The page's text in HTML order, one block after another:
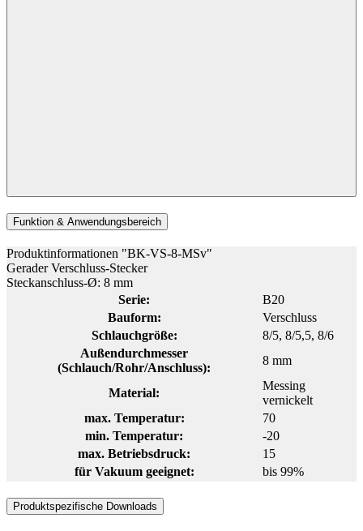
Funktion & Anwendungsbereich
Produktinformationen "BK-VS-8-MSv"
Gerader Verschluss-Stecker
Steckanschluss-Ø: 8 mm
Serie:
B20
Bauform:
Verschluss
Schlauchgröße:
8/5, 8/5,5, 8/6
Außendurchmesser
(Schlauch/Rohr/Anschluss):
8 mm
Material:
Messing
vernickelt
max. Temperatur:
70
min. Temperatur:
-20
max. Betriebsdruck:
15
für Vakuum geeignet:
bis 99%
Produktspezifische Downloads